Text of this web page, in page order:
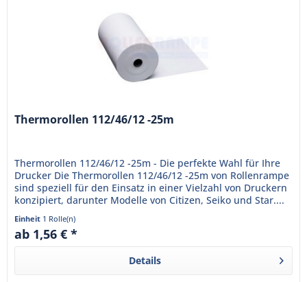
Thermorollen 112/46/12 -25m
Thermorollen 112/46/12 -25m - Die perfekte Wahl für Ihre
Drucker Die Thermorollen 112/46/12 -25m von Rollenrampe
sind speziell für den Einsatz in einer Vielzahl von Druckern
konzipiert, darunter Modelle von Citizen, Seiko und Star....
Einheit 1 Rolle(n)
ab 1,56 € *
Details